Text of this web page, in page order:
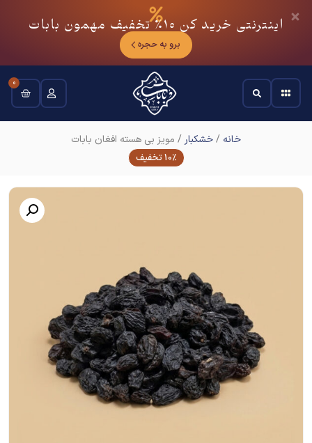
اینترنتی خرید کن 10٪ تخفیف مهمون بابات
برو به حجره
0
خانه /خشکبار / مویز بی هسته افغان بابات
10% تخفیف